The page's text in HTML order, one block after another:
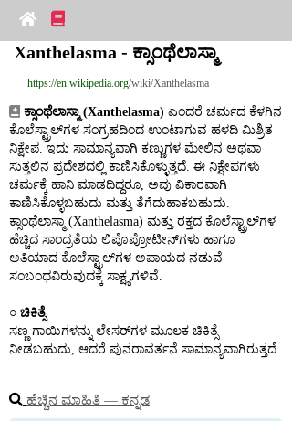
Xanthelasma - ಕ್ಸಾಂಥೆಲಾಸ್ಮಾ
https://en.wikipedia.org/wiki/Xanthelasma
ಕ್ಸಾಂಥೆಲಾಸ್ಮಾ (Xanthelasma) ಎಂದರೆ ಚರ್ಮದ ಕೆಳಗಿನ
ಕೊಲೆಸ್ಟ್ರಾಲ್‌ಗಳ ಸಂಗ್ರಹದಿಂದ ಉಂಟಾಗುವ ಹಳದಿ ಮಿಶ್ರಿತ
ನಿಕ್ಷೇಪ. ಇದು ಸಾಮಾನ್ಯವಾಗಿ ಕಣ್ಣುಗಳ ಮೇಲಿನ ಅಥವಾ
ಸುತ್ತಲಿನ ಪ್ರದೇಶದಲ್ಲಿ ಕಾಣಿಸಿಕೊಳ್ಳುತ್ತದೆ. ಈ ನಿಕ್ಷೇಪಗಳು
ಚರ್ಮಕ್ಕೆ ಹಾನಿ ಮಾಡದಿದ್ದರೂ, ಅವು ವಿಕಾರವಾಗಿ
ಕಾಣಿಸಿಕೊಳ್ಳಬಹುದು ಮತ್ತು ತೆಗೆದುಹಾಕಬಹುದು.
ಕ್ಸಾಂಥೆಲಾಸ್ಮಾ (Xanthelasma) ಮತ್ತು ರಕ್ತದ ಕೊಲೆಸ್ಟ್ರಾಲ್‌ಗಳ
ಹೆಚ್ಚಿದ ಸಾಂದ್ರತೆಯ ಲಿಪೊಪ್ರೋಟೀನ್‌ಗಳು ಹಾಗೂ
ಅತಿಯಾದ ಕೊಲೆಸ್ಟ್ರಾಲ್‌ಗಳ ಅಪಾಯದ ನಡುವೆ
ಸಂಬಂಧವಿರುವುದಕ್ಕೆ ಸಾಕ್ಷ್ಯಗಳಿವೆ.
○ ಚಿಕಿತ್ಸೆ
ಸಣ್ಣ ಗಾಯಿಗಳನ್ನು ಲೇಸರ್‌ಗಳ ಮೂಲಕ ಚಿಕಿತ್ಸೆ
ನೀಡಬಹುದು, ಆದರೆ ಪುನರಾವರ್ತನೆ ಸಾಮಾನ್ಯವಾಗಿರುತ್ತದೆ.
ಹೆಚ್ಚಿನ ಮಾಹಿತಿ ― ಕನ್ನಡ